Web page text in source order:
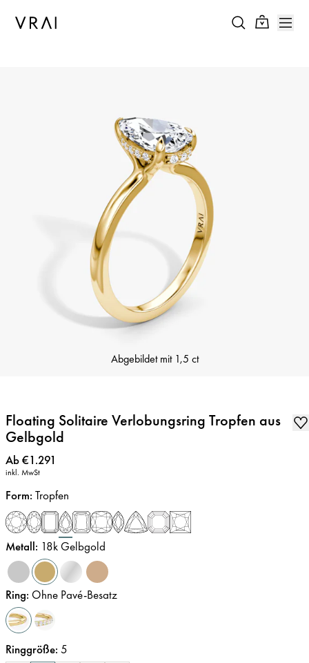
Abgebildet mit 1,5 ct
Floating Solitaire Verlobungsring Tropfen aus
Gelbgold
Preis:
Ab €1.291
inkl. MwSt
Form: Tropfen
Metall: 18k Gelbgold
Ring: Ohne Pavé-Besatz
Ringgröße: 5